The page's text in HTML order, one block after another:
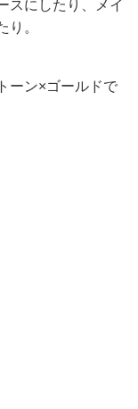
スにしたり、メイ
り。
ーン×ゴールドで